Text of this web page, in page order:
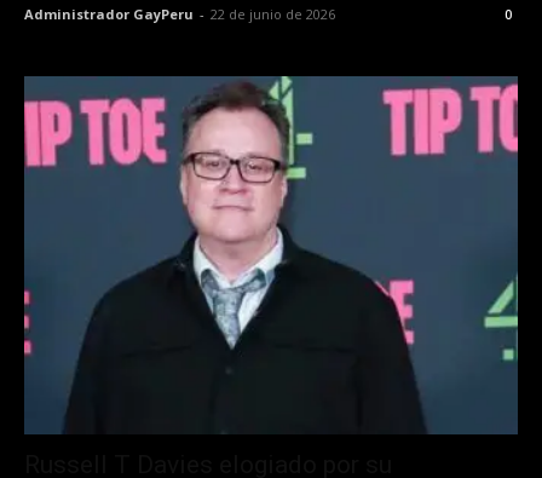
Administrador GayPeru - 22 de junio de 2026 0